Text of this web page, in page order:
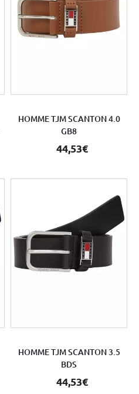
HOMME TJM SCANTON 4.0
GB8
44,53€
HOMME TJM SCANTON 3.5
BDS
44,53€